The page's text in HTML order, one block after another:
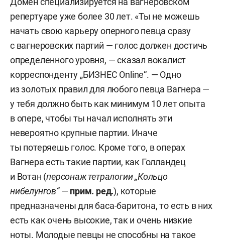
репертуаре уже более 30 лет. «Ты не можешь
начать свою карьеру оперного певца сразу
с вагнеровских партий — голос должен достичь
определенного уровня, — сказал вокалист
корреспонденту „БИЗНЕС Online“. — Одно
из золотых правил для любого певца Вагнера —
у тебя должно быть как минимум 10 лет опыта
в опере, чтобы ты начал исполнять эти
невероятно крупные партии. Иначе
ты потеряешь голос. Кроме того, в операх
Вагнера есть такие партии, как Голландец
и Вотан (персонаж тетралогии „Кольцо
нибелунгов“— прим. ред.), которые
предназначены для баса-баритона, то есть в них
есть как очень высокие, так и очень низкие
ноты. Молодые певцы не способны на такое